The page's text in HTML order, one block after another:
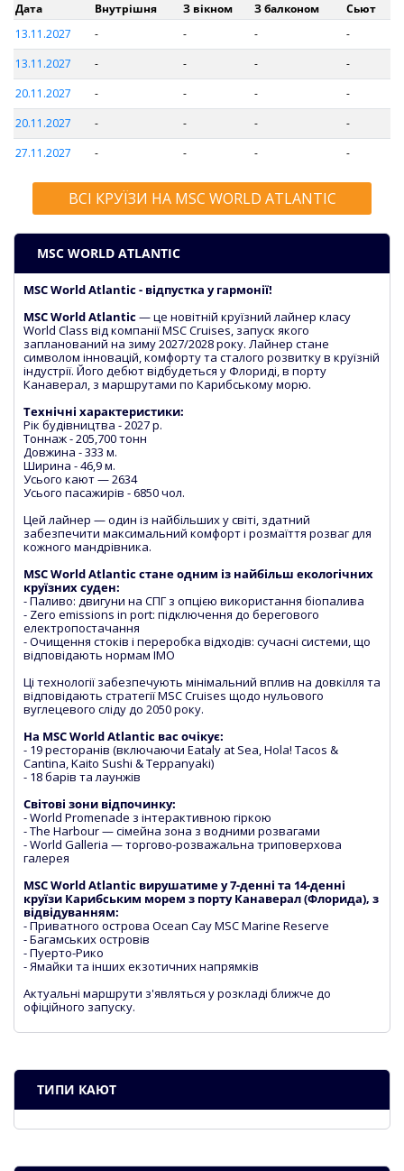
Дата Внутрішня З вікном З балконом
Сьют
13.11.2027
- - -
-
13.11.2027
- - -
-
20.11.2027
- - -
-
20.11.2027
- - -
-
27.11.2027
- - - -
ВСІ КРУЇЗИ НА MSC WORLD ATLANTIC
MSC WORLD ATLANTIC
MSC World Atlantic - відпустка у гармонії!
MSC World Atlantic— це новітній круїзний лайнер класу
World Class від компанії MSC Cruises, запуск якого
запланований на зиму 2027/2028 року. Лайнер стане
символом інновацій, комфорту та сталого розвитку в круїзній
індустрії. Його дебют відбудеться у Флориді, в порту
Канаверал, з маршрутами по Карибському морю.
Технічні характеристики:
Рік будівництва - 2027 р.
Тоннаж - 205,700 тонн
Довжина - 333 м.
Ширина - 46,9 м.
Усього кают — 2634
Усього пасажирів - 6850 чол.
Цей лайнер — один із найбільших у світі, здатний
забезпечити максимальний комфорт і розмаїття розваг для
кожного мандрівника.
MSC World Atlantic стане одним із найбільш екологічних
круїзних суден:
- Паливо: двигуни на СПГ з опцією використання біопалива
- Zero emissions in port: підключення до берегового
електропостачання
- Очищення стоків і переробка відходів: сучасні системи, що
відповідають нормам IMO
Ці технології забезпечують мінімальний вплив на довкілля та
відповідають стратегії MSC Cruises щодо нульового
вуглецевого сліду до 2050 року.
На MSC World Atlantic вас очікує:
- 19 ресторанів (включаючи Eataly at Sea, Hola! Tacos &
Cantina, Kaito Sushi & Teppanyaki)
- 18 барів та лаунжів
Світові зони відпочинку:
- World Promenade з інтерактивною гіркою
- The Harbour — сімейна зона з водними розвагами
- World Galleria — торгово-розважальна триповерхова
галерея
MSC World Atlantic вирушатиме у 7-денні та 14-денні
круїзи Карибським морем з порту Канаверал (Флорида), з
відвідуванням:
- Приватного острова Ocean Cay MSC Marine Reserve
- Багамських островів
- Пуерто-Рико
- Ямайки та інших екзотичних напрямків
Актуальні маршрути з'являться у розкладі ближче до
офіційного запуску.
ТИПИ КАЮТ